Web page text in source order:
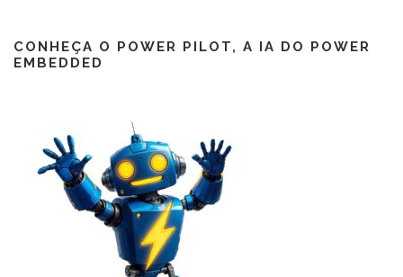
CONHEÇA O POWER PILOT, A IA DO POWER
EMBEDDED